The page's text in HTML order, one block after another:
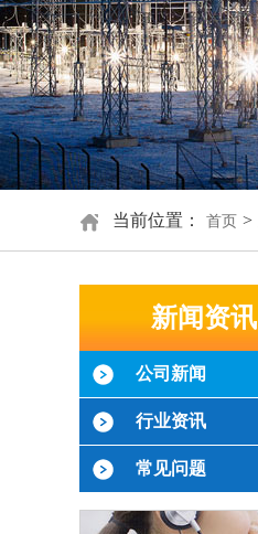
当前位置： 首页 >
新闻资讯
公司新闻
行业资讯
常见问题